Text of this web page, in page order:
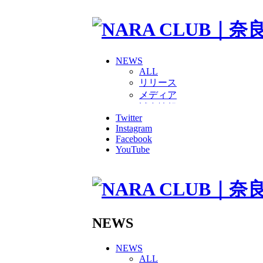
NEWS
ALL
リリース
メディア
グッズ
ファンコミュニティ
普及・育成
ホームタウン
その他
TEAM
チアダンススクール
Twitter
Instagram
Facebook
YouTube
NEWS
NEWS
ALL